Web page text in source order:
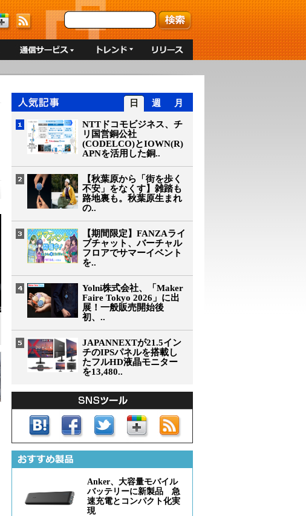
日 週 月
NTTドコモビジネス、チ
リ国営銅公社
(CODELCO)とIOWN(R)
APNを活用した銅..
【秋葉原から「街を歩く
不安」をなくす】雑踏も
路地裏も。秋葉原生まれ
の..
【期間限定】FANZAライ
ブチャット、バーチャル
フロアでサマーイベント
を..
Yolni株式会社、「Maker
Faire Tokyo 2026」に出
展！一般販売開始後
初、..
JAPANNEXTが21.5イン
チのIPSパネルを搭載し
たフルHD液晶モニター
を13,480..
Anker、大容量モバイル
バッテリーに新製品 急
速充電とコンパクト化実
現